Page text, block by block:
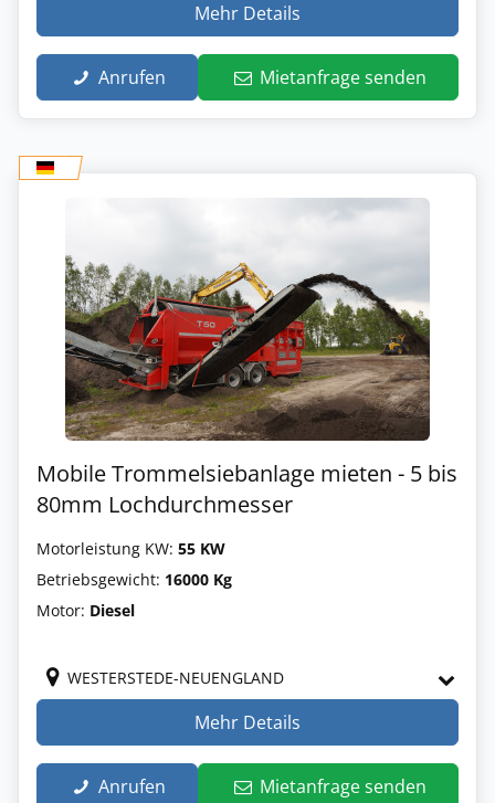
Mehr Details
Anrufen Mietanfrage senden
Mobile Trommelsiebanlage mieten - 5 bis
80mm Lochdurchmesser
Motorleistung KW: 55 KW
Betriebsgewicht: 16000 Kg
Motor: Diesel
WESTERSTEDE-NEUENGLAND
Mehr Details
Anrufen Mietanfrage senden